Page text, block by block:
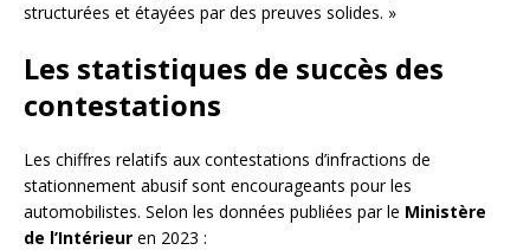
structurées et étayées par des preuves solides. »
Les statistiques de succès des
contestations
Les chiffres relatifs aux contestations d’infractions de
stationnement abusif sont encourageants pour les
automobilistes. Selon les données publiées par le Ministère
de l’Intérieur en 2023 :